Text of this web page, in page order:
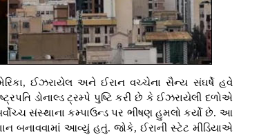
ઈઝરાયેલ અને ઈરાન વચ્ચેના સૈન્ય સંઘર્ષે હવે
ડોનાલ્ડ ટ્રમ્પે પુષ્ટિ કરી છે કે ઈઝરાયેલી દળોએ
સંસ્થાના કમ્પાઉન્ડ પર ભીષણ હુમલો કર્યો છે. આ
બનાવવામાં આવ્યું હતું. જોકે, ઈરાની સ્ટેટ મીડિયાએ